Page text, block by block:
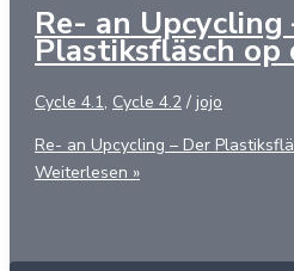
Re- an Upcycling
Plastiksfläsch op
Cycle 4.1, Cycle 4.2 / jojo
Re- an Upcycling – Der
Weiterlesen »